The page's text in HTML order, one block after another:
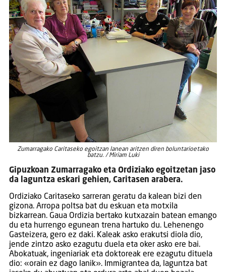
Zumarragako Caritaseko egoitzan lanean aritzen diren boluntarioetako
batzu. / Miriam Luki
Gipuzkoan Zumarragako eta Ordiziako egoitzetan jaso
da laguntza eskari gehien, Caritasen arabera.
Ordiziako Caritaseko sarreran geratu da kalean bizi den
gizona. Arropa poltsa bat du eskuan eta motxila
bizkarrean. Gaua Ordizia bertako kutxazain batean emango
du eta hurrengo egunean trena hartuko du. Lehenengo
Gasteizera, gero ez daki. Kaleak asko erakutsi diola dio,
jende zintzo asko ezagutu duela eta oker asko ere bai.
Abokatuak, ingeniariak eta doktoreak ere ezagutu dituela
dio: «orain ez dago lanik». Immigrantea da, laguntza bat